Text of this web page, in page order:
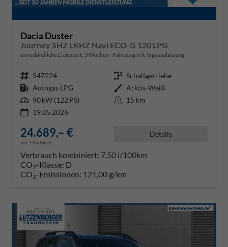
Dacia Duster
Journey SHZ LKHZ Navi ECO-G 120 LPG
unverbindliche Lieferzeit: 3 Wochen Fahrzeug mit Tageszulassung
Fahrzeugnr. 547224 Getriebe Schaltgetriebe
Kraftstoff Autogas LPG Außenfarbe Arktis-Weiß
Leistung 90 kW (122 PS) Kilometerstand 15 km
19.05.2026
24.689,– €
incl. 19% MwSt.
Details
Verbrauch kombiniert: 7,50 l/100km
CO2-Klasse: D
CO2-Emissionen: 121,00 g/km